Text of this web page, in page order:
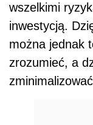
wszelkimi
inwestycją.
można jednak
zrozumieć, a